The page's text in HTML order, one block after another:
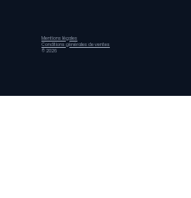
Mentions légales
Conditions générales de ventes
© 2026